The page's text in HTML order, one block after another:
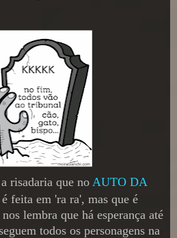
a risadaria que no AUTO DA
é feita em 'ra ra', mas que é
lembra que há esperança até
todos os personagens na